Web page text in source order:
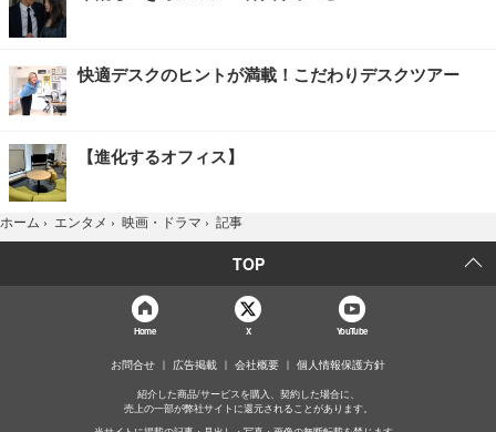
快適デスクのヒントが満載！こだわりデスクツアー
【進化するオフィス】
ホーム › エンタメ › 映画・ドラマ › 記事
TOP
Home X YouTube
お問合せ 広告掲載 会社概要 個人情報保護方針
紹介した商品/サービスを購入、契約した場合に、
売上の一部が弊社サイトに還元されることがあります。